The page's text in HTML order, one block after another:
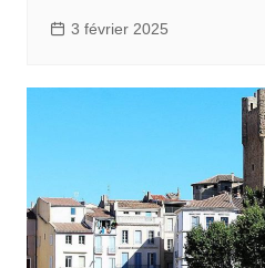
3 février 2025